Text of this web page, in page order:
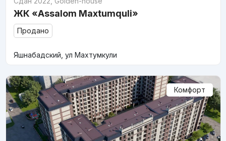
ЖК «Assalom Maxtumquli»
Продано
Яшнабадский, ул Махтумкули
Комфорт